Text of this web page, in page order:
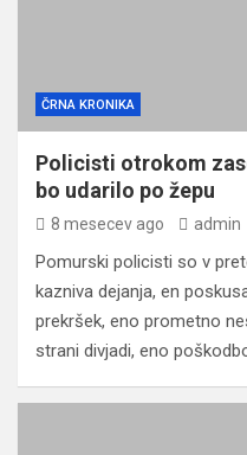
ČRNA KRONIKA
Policisti otrokom
bo udarilo po žepu
8 mesecev ago admin
Pomurski policisti so v
kazniva dejanja, en
prekršek, eno prometno
strani divjadi, eno